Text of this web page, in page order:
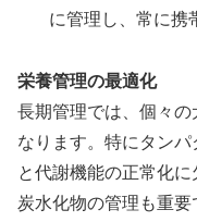
に管理し、常に携
栄養管理の最適化
長期管理では、個々
なります。特にタン
と代謝機能の正常化に
炭水化物の管理も重